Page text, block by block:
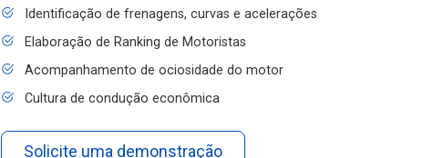
Identificação de frenagens, curvas e acelerações
Elaboração de Ranking de Motoristas
Acompanhamento de ociosidade do motor
Cultura de condução econômica
Solicite uma demonstração